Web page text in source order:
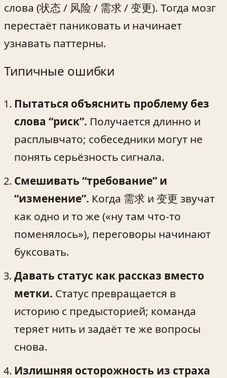
слова (状态 / 风险 / 需求 / 变更). Тогда мозг
перестаёт паниковать и начинает
узнавать паттерны.
Типичные ошибки
Пытаться объяснить проблему без
слова “риск”. Получается длинно и
расплывчато; собеседники могут не
понять серьёзность сигнала.
Смешивать “требование” и
“изменение”. Когда 需求 и 变更 звучат
как одно и то же («ну там что-то
поменялось»), переговоры начинают
буксовать.
Давать статус как рассказ вместо
метки. Статус превращается в
историю с предысторией; команда
теряет нить и задаёт те же вопросы
снова.
Излишняя осторожность из страха